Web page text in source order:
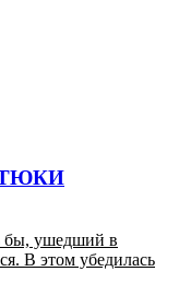
бы, ушедший в
В этом убедилась